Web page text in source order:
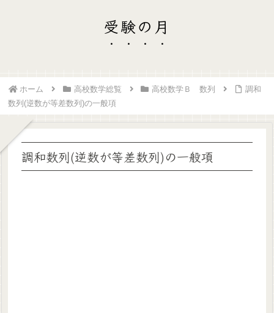
受験の月
ホーム 高校数学総覧 高校数学Ｂ 数列
調和
数列(逆数が等差数列)の一般項
調和数列(逆数が等差数列)の一般項